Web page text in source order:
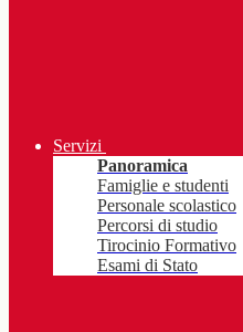
Servizi
Panoramica
Famiglie e studenti
Personale scolastico
Percorsi di studio
Tirocinio Formativo
Esami di Stato